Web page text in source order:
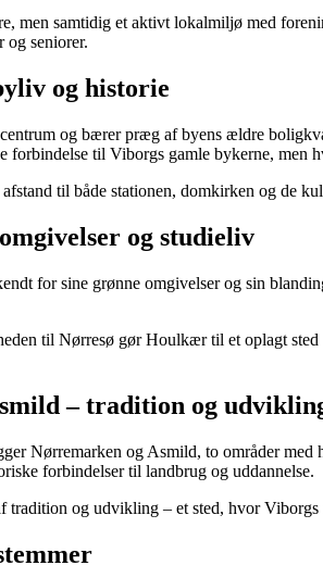
men samtidig et aktivt lokalmiljø med
og seniorer.
og historie
og bærer præg af byens ældre
forbindelse til Viborgs gamle bykerne, men
til både stationen, domkirken og de
og studieliv
for sine grønne omgivelser og sin
til Nørresø gør Houlkær til et oplagt
– tradition og
Nørremarken og Asmild, to områder
forbindelser til landbrug og uddannelse.
og udvikling – et sted, hvor